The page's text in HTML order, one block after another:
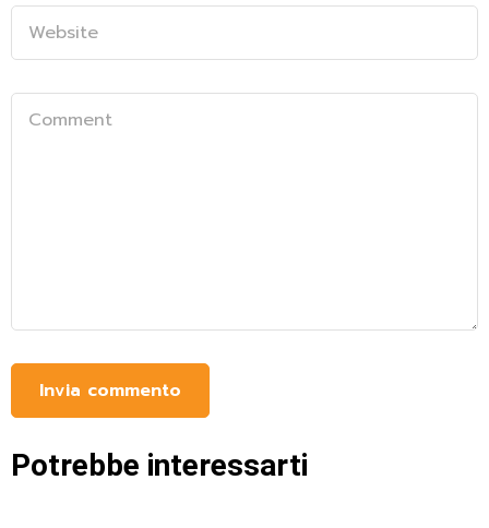
Potrebbe interessarti